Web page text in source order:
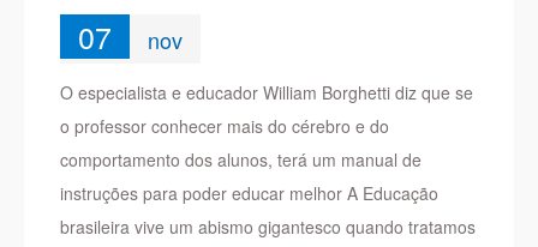
07 nov
O especialista e educador William Borghetti diz que se
o professor conhecer mais do cérebro e do
comportamento dos alunos, terá um manual de
instruções para poder educar melhor A Educação
brasileira vive um abismo gigantesco quando tratamos